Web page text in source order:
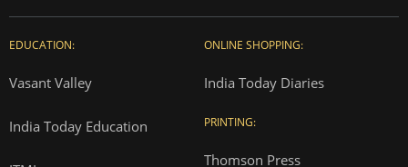
EDUCATION:
Vasant Valley
India Today Education
ONLINE SHOPPING:
India Today Diaries
PRINTING:
Thomson Press